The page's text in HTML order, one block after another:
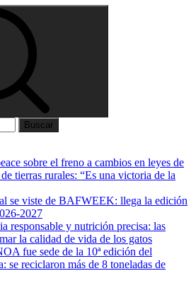
sobre el freno a cambios en leyes de
tierras rurales: “Es una victoria de la
se viste de BAFWEEK: llega la edición
2027
responsable y nutrición precisa: las
la calidad de vida de los gatos
fue sede de la 10ª edición del
se reciclaron más de 8 toneladas de